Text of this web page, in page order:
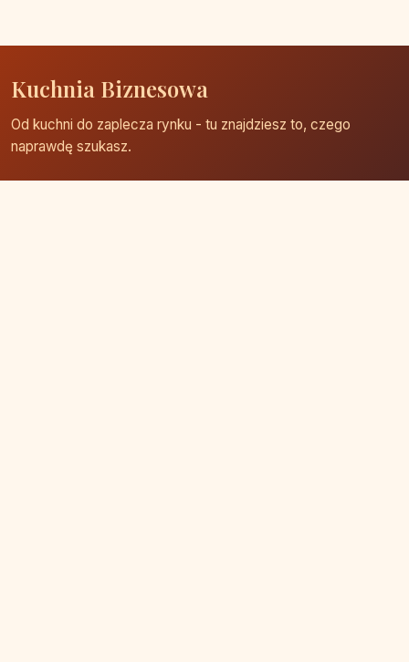
Kuchnia Biznesowa
Od kuchni do zaplecza rynku - tu znajdziesz to, czego
naprawdę szukasz.